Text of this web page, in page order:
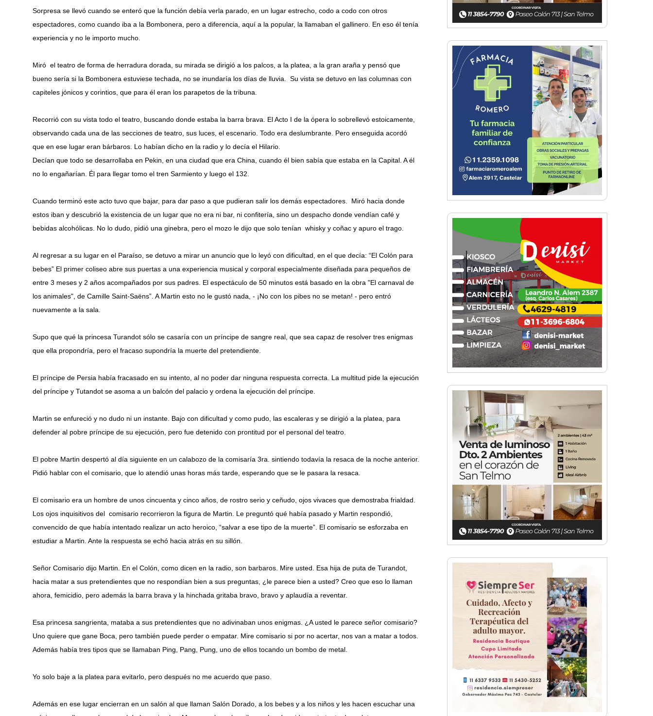
Sorpresa se llevó cuando se enteró que la función debía verla parado, en un lugar estrecho, codo a codo con otros
espectadores, como cuando iba a la Bombonera, pero a diferencia, aquí a la popular, la llamaban el gallinero. En eso él tenía
experiencia y no le importo mucho.
Miró el teatro de forma de herradura dorada, su mirada se dirigió a los palcos, a la platea, a la gran araña y pensó que
bueno sería si la Bombonera estuviese techada, no se inundaría los días de lluvia. Su vista se detuvo en las columnas con
capiteles jónicos y corintios, que para él eran los parapetos de la tribuna.
Recorrió con su vista todo el teatro, buscando donde estaba la barra brava. El Acto I de la ópera lo sobrellevó estoicamente,
observando cada una de las secciones de teatro, sus luces, el escenario. Todo era deslumbrante. Pero enseguida acordó
que en ese lugar eran bárbaros. Lo habían dicho en la radio y lo decía el Hilario.
Decían que todo se desarrollaba en Pekin, en una ciudad que era China, cuando él bien sabía que estaba en la Capital. A él
no lo engañarían. Él para llegar tomo el tren Sarmiento y luego el 132.
Cuando terminó este acto tuvo que bajar, para dar paso a que pudieran salir los demás espectadores. Miró hacia donde
estos iban y descubrió la existencia de un lugar que no era ni bar, ni confitería, sino un despacho donde vendían café y
bebidas alcohólicas. No lo dudo, pidió una ginebra, pero el mozo le dijo que solo tenían whisky y coñac y apuro el trago.
Al regresar a su lugar en el Paraíso, se detuvo a mirar un anuncio que lo leyó con dificultad, en el que decía: “El Colón para
bebes” El primer coliseo abre sus puertas a una experiencia musical y corporal especialmente diseñada para pequeños de
entre 3 meses y 2 años acompañados por sus padres. El espectáculo de 50 minutos está basado en la obra "El carnaval de
los animales", de Camille Saint-Saëns”. A Martin esto no le gustó nada, - ¡No con los pibes no se metan! - pero entró
nuevamente a la sala.
Supo que qué la princesa Turandot sólo se casaría con un príncipe de sangre real, que sea capaz de resolver tres enigmas
que ella propondría, pero el fracaso supondría la muerte del pretendiente.
El príncipe de Persia había fracasado en su intento, al no poder dar ninguna respuesta correcta. La multitud pide la ejecución
del príncipe y Tutandot se asoma a un balcón del palacio y ordena la ejecución del príncipe.
Martin se enfureció y no dudo ni un instante. Bajo con dificultad y como pudo, las escaleras y se dirigió a la platea, para
defender al pobre príncipe de su ejecución, pero fue detenido con prontitud por el personal del teatro.
El pobre Martin despertó al día siguiente en un calabozo de la comisaría 3ra. sintiendo todavía la resaca de la noche anterior.
Pidió hablar con el comisario, que lo atendió unas horas más tarde, esperando que se le pasara la resaca.
El comisario era un hombre de unos cincuenta y cinco años, de rostro serio y ceñudo, ojos vivaces que demostraba frialdad.
Los ojos inquisitivos del comisario recorrieron la figura de Martin. Le preguntó qué había pasado y Martin respondió,
convencido de que había intentado realizar un acto heroico, “salvar a ese tipo de la muerte”. El comisario se esforzaba en
estudiar a Martin. Ante la respuesta se echó hacia atrás en su sillón.
Señor Comisario dijo Martin. En el Colón, como dicen en la radio, son barbaros. Mire usted. Esa hija de puta de Turandot,
hacia matar a sus pretendientes que no respondían bien a sus preguntas, ¿le parece bien a usted? Creo que eso lo llaman
ahora, femicidio, pero además la barra brava y la hinchada gritaba bravo, bravo y aplaudía a reventar.
Esa princesa sangrienta, mataba a sus pretendientes que no adivinaban unos enigmas. ¿A usted le parece señor comisario?
Uno quiere que gane Boca, pero también puede perder o empatar. Mire comisario si por no acertar, nos van a matar a todos.
Además había tres tipos que se llamaban Ping, Pang, Pung, uno de ellos tocando un bombo de metal.
Yo solo baje a la platea para evitarlo, pero después no me acuerdo que paso.
Además en ese lugar encierran en un salón al que llaman Salón Dorado, a los bebes y a los niños y les hacen escuchar una